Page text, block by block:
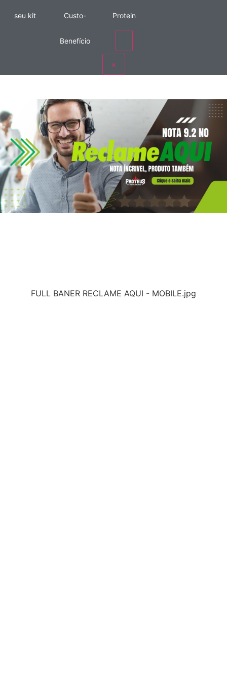
seu kit Custo-
Benefício
Protein
×
FULL BANER RECLAME AQUI - MOBILE.jpg